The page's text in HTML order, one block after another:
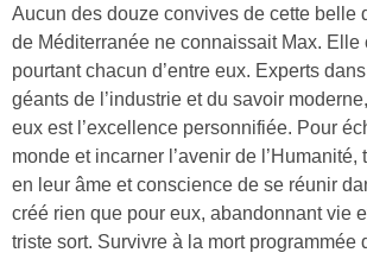
Aucun des douze convives de cette belle
de Méditerranée ne connaissait Max. Elle
pourtant chacun d’entre eux. Experts
géants de l’industrie et du savoir
eux est l’excellence personnifiée. Pour
monde et incarner l’avenir de l’Humanité,
en leur âme et conscience de se réunir
créé rien que pour eux, abandonnant vie
triste sort. Survivre à la mort programmée